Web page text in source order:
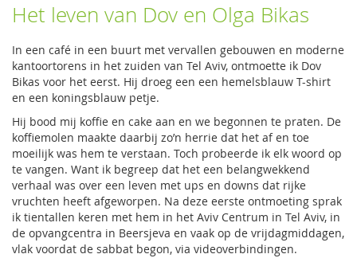
Het leven van Dov en Olga Bikas
In een café in een buurt met vervallen gebouwen en moderne
kantoortorens in het zuiden van Tel Aviv, ontmoette ik Dov
Bikas voor het eerst. Hij droeg een een hemelsblauw T-shirt
en een koningsblauw petje.
Hij bood mij koffie en cake aan en we begonnen te praten. De
koffiemolen maakte daarbij zo’n herrie dat het af en toe
moeilijk was hem te verstaan. Toch probeerde ik elk woord op
te vangen. Want ik begreep dat het een belangwekkend
verhaal was over een leven met ups en downs dat rijke
vruchten heeft afgeworpen. Na deze eerste ontmoeting sprak
ik tientallen keren met hem in het Aviv Centrum in Tel Aviv, in
de opvangcentra in Beersjeva en vaak op de vrijdagmiddagen,
vlak voordat de sabbat begon, via videoverbindingen.